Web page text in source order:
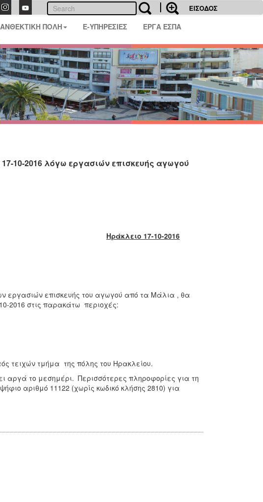
ΕΙΣΟΔΟΣ
ΑΝΘΕΚΤΙΚΗ ΠΟΛΗ E-ΥΠΗΡΕΣΙΕΣ ΕΡΓΑ ΕΣΠΑ
10-2016 λόγω εργασιών επισκευής αγωγού
Ηράκλειο 17-10-2016
εργασιών επισκευής του αγωγού από τα Μάλια , θα
2016 στις παρακάτω περιοχές:
τειχών τμήμα της πόλης του Ηρακλείου.
αργά το μεσημέρι. Περισσότερες πληροφορίες για τη
αριθμό 11122 (χωρίς κωδικό κλήσης 2810) για